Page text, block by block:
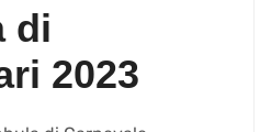
di
2023